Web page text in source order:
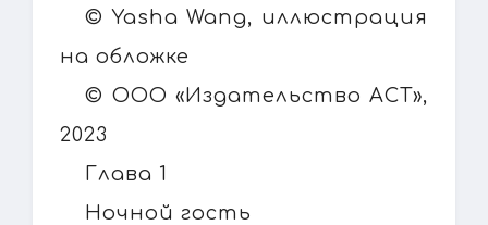
© Yasha Wang, иллюстрация
на обложке
© ООО «Издательство АСТ»,
2023
Глава 1
Ночной гость